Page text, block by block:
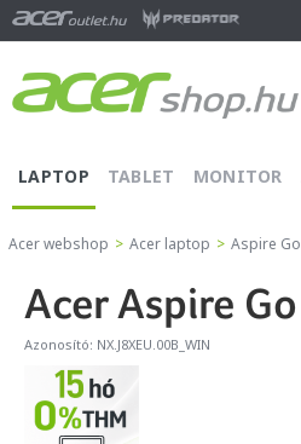
LAPTOP TABLET MONITOR
Acer webshop > Acer laptop > Aspire Go
Acer Aspire
Azonosító: NX.J8XEU.00B_WIN